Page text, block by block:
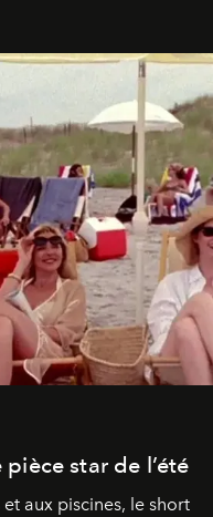
star de l’été
aux piscines, le short